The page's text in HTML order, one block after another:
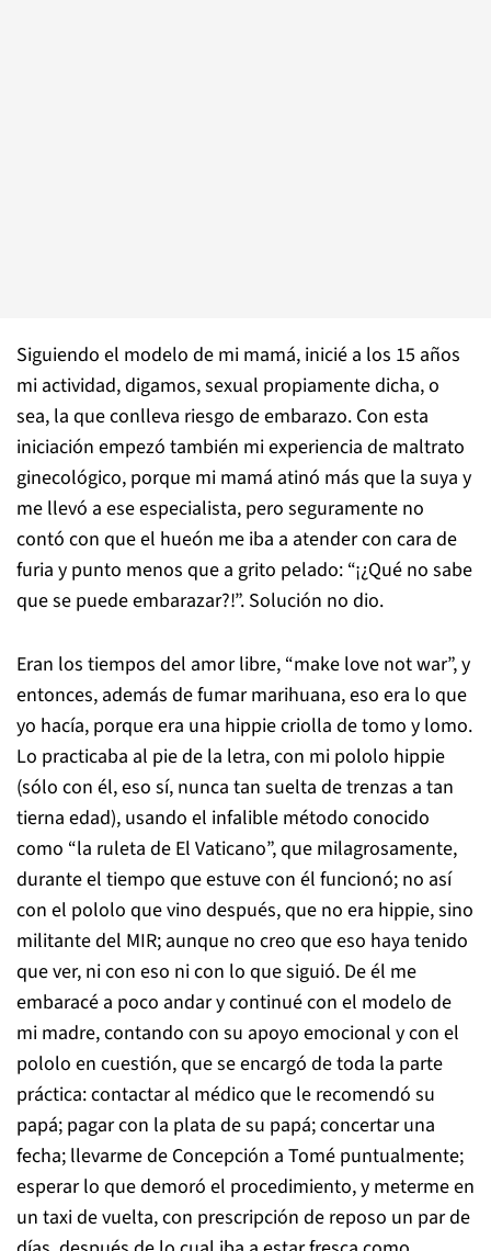
Siguiendo el modelo de mi mamá, inicié a los 15 años
mi actividad, digamos, sexual propiamente dicha, o
sea, la que conlleva riesgo de embarazo. Con esta
iniciación empezó también mi experiencia de maltrato
ginecológico, porque mi mamá atinó más que la suya y
me llevó a ese especialista, pero seguramente no
contó con que el hueón me iba a atender con cara de
furia y punto menos que a grito pelado: “¡¿Qué no sabe
que se puede embarazar?!”. Solución no dio.
Eran los tiempos del amor libre, “make love not war”, y
entonces, además de fumar marihuana, eso era lo que
yo hacía, porque era una hippie criolla de tomo y lomo.
Lo practicaba al pie de la letra, con mi pololo hippie
(sólo con él, eso sí, nunca tan suelta de trenzas a tan
tierna edad), usando el infalible método conocido
como “la ruleta de El Vaticano”, que milagrosamente,
durante el tiempo que estuve con él funcionó; no así
con el pololo que vino después, que no era hippie, sino
militante del MIR; aunque no creo que eso haya tenido
que ver, ni con eso ni con lo que siguió. De él me
embaracé a poco andar y continué con el modelo de
mi madre, contando con su apoyo emocional y con el
pololo en cuestión, que se encargó de toda la parte
práctica: contactar al médico que le recomendó su
papá; pagar con la plata de su papá; concertar una
fecha; llevarme de Concepción a Tomé puntualmente;
esperar lo que demoró el procedimiento, y meterme en
un taxi de vuelta, con prescripción de reposo un par de